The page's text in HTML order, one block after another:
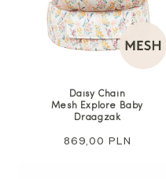
Daisy Chain
Mesh Explore Baby
Draagzak
Normale
869,00 PLN